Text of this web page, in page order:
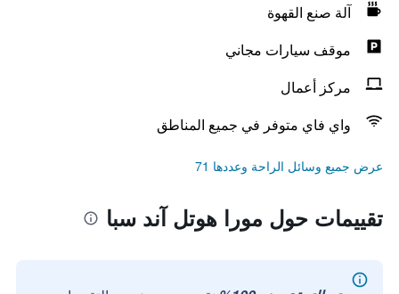
آلة صنع القهوة
موقف سيارات مجاني
مركز أعمال
واي فاي متوفر في جميع المناطق
عرض جميع وسائل الراحة وعددها 71
تقييمات حول مورا هوتل آند سبا